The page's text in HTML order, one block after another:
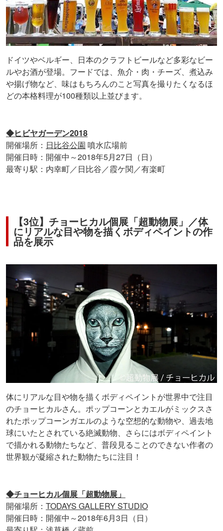
ドイツやベルギー、日本のクラフトビールなど多彩なビー
ルやお酒が登場。フードでは、魚介・肉・チーズ、煮込み
や揚げ物など、味はもちろんのこと写真を撮りたくなるほ
どの本格料理が100種類以上並びます。
◆ヒビヤガーデン2018
開催場所： 日比谷公園 噴水広場前
開催日時：開催中～2018年5月27日（日）
最寄り駅：内幸町／日比谷／霞ケ関／有楽町
【3位】チョーヒカル個展「超動物展」／体
にリアルな目や物を描くボディペイントの作
品を展示
体にリアルな目や物を描くボディペイントが世界中で注目
のチョーヒカルさん。ポップコーンとカエルがミックスさ
れたポップコーンガエルのような空想的な動物や、過去地
球にいたとされている絶滅動物、さらにはボディペイント
で描かれる動物たちなど、普段見ることのできない作者の
世界観が凝縮された動物たちに注目！
◆チョーヒカル個展「超動物展」
開催場所： TODAYS GALLERY STUDIO
開催日時：開催中～2018年6月3日（日）